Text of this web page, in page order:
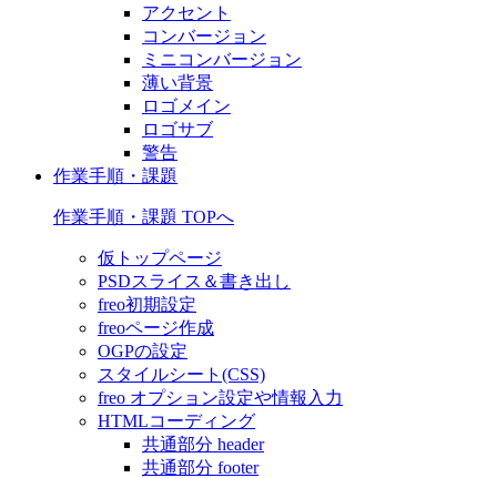
アクセント
コンバージョン
ミニコンバージョン
薄い背景
ロゴメイン
ロゴサブ
警告
作業手順・課題
作業手順・課題 TOPへ
仮トップページ
PSDスライス＆書き出し
freo初期設定
freoページ作成
OGPの設定
スタイルシート(CSS)
freo オプション設定や情報入力
HTMLコーディング
共通部分 header
共通部分 footer